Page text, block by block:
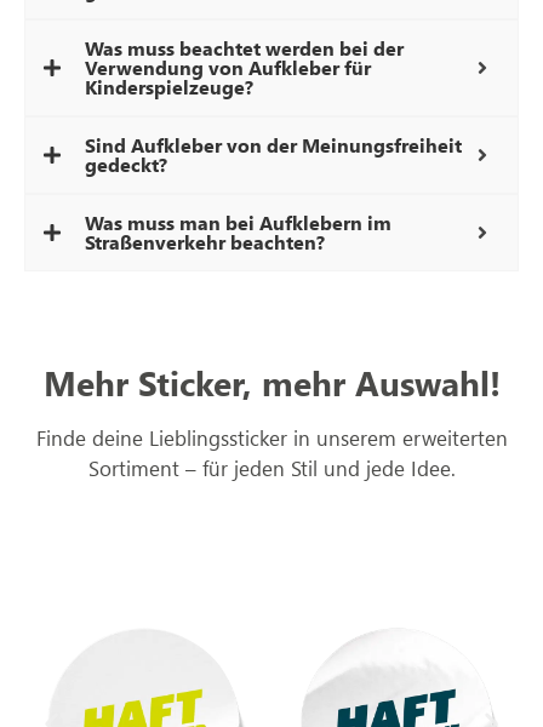
Was muss beachtet werden bei der
Verwendung von Aufkleber für
Kinderspielzeuge?
Sind Aufkleber von der Meinungsfreiheit
gedeckt?
Was muss man bei Aufklebern im
Straßenverkehr beachten?
Mehr Sticker, mehr Auswahl!
Finde deine Lieblingssticker in unserem erweiterten
Sortiment – für jeden Stil und jede Idee.